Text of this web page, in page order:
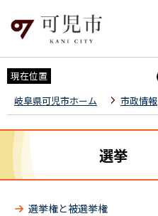
現在位置
岐阜県可児市ホーム
市政情報
選挙
選挙権と被選挙権